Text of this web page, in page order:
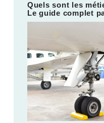
Quels sont les
Le guide complet